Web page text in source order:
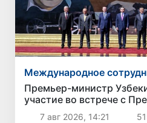
Международное
Премьер-министр
участие во встрече с
Кыргызстана в рамках
7 авг 2026, 14:21